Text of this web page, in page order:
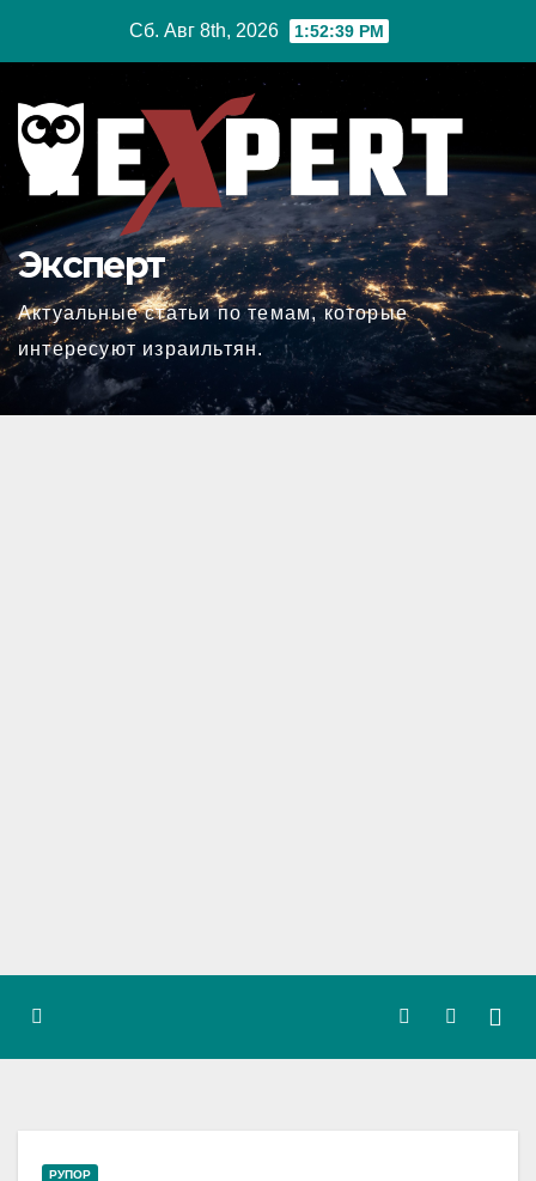
Сб. Авг 8th, 2026 1:52:40 PM
Эксперт
Актуальные статьи по темам, которые
интересуют израильтян.
РУПОР